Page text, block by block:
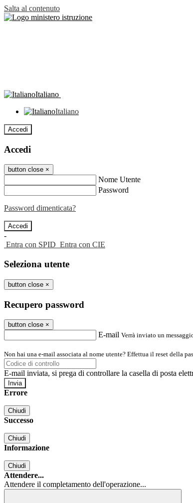
Salta al contenuto
Italiano
Italiano
Accedi
Accedi
button close ×
Nome Utente
Password
Password dimenticata?
-
Entra con SPID Entra con CIE
Seleziona utente
button close ×
Recupero password
button close ×
E-mail Verrà inviato un
Non hai una e-mail associata al nome utente? Effettua il reset della
E-mail inviata, si prega di controllare la casella di posta
Errore
Chiudi
Successo
Chiudi
Informazione
Chiudi
Attendere...
Attendere il completamento dell'operazione...